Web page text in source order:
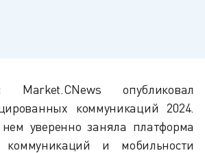
Market.CNews опубликовал
коммуникаций 2024.
уверенно заняла платформа
коммуникаций и мобильности